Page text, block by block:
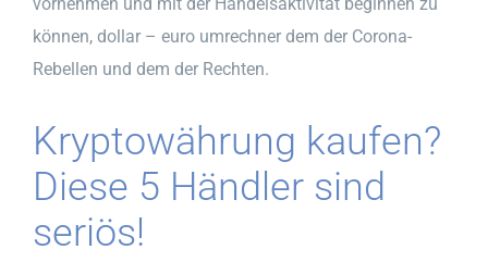
können, dollar – euro umrechner dem der Corona-
Rebellen und dem der Rechten.
Kryptowährung kaufen?
Diese 5 Händler sind
seriös!